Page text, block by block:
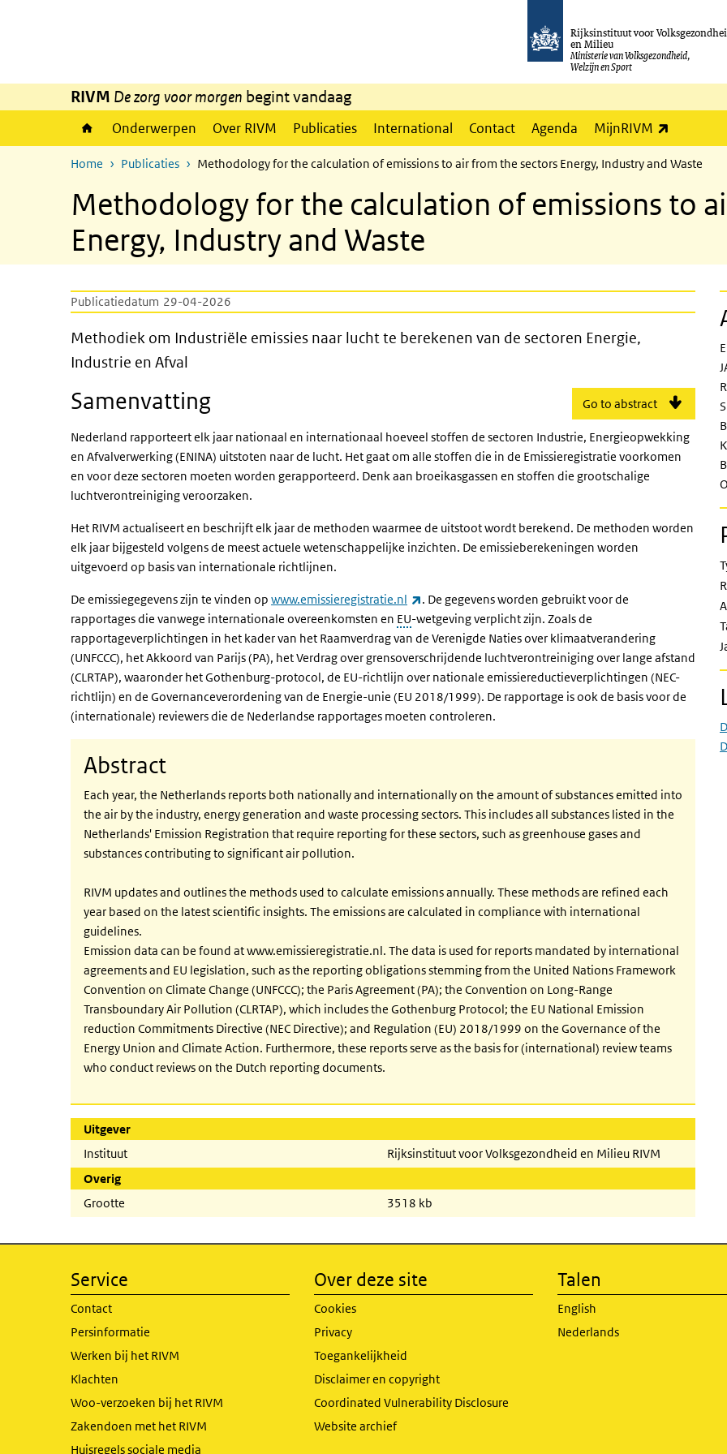
Rijksinstituut voor
en Milieu
Ministerie van Volksgezondheid,
Welzijn en Sport
RIVM De zorg voor morgen begint vandaag
Onderwerpen Over RIVM Publicaties International Contact Agenda MijnRIVM
Home Publicaties Methodology for the calculation of emissions to air from the sectors Energy, Industry and Waste
Methodology for the calculation of emissions to
Energy, Industry and Waste
Publicatiedatum 29-04-2026
Methodiek om Industriële emissies naar lucht te berekenen van
Methodiek om Industriële emissies naar lucht te berekenen van de sectoren Energie,
Industrie en Afval
Go to abstract
Samenvatting
Nederland rapporteert elk jaar nationaal en internationaal hoeveel stoffen de sectoren Industrie, Energieopwekking
en Afvalverwerking (ENINA) uitstoten naar de lucht. Het gaat om alle stoffen die in de Emissieregistratie voorkomen
en voor deze sectoren moeten worden gerapporteerd. Denk aan broeikasgassen en stoffen die grootschalige
luchtverontreiniging veroorzaken.
Het RIVM actualiseert en beschrijft elk jaar de methoden waarmee de uitstoot wordt berekend. De methoden worden
elk jaar bijgesteld volgens de meest actuele wetenschappelijke inzichten. De emissieberekeningen worden
uitgevoerd op basis van internationale richtlijnen.
De emissiegegevens zijn te vinden op www.emissieregistratie.nl (externe link)
. De gegevens worden gebruikt voor de
rapportages die vanwege internationale overeenkomsten en EU-wetgeving verplicht zijn. Zoals de
rapportageverplichtingen in het kader van het Raamverdrag van de Verenigde Naties over klimaatverandering
(UNFCCC), het Akkoord van Parijs (PA), het Verdrag over grensoverschrijdende luchtverontreiniging over lange afstand
(CLRTAP), waaronder het Gothenburg-protocol, de EU-richtlijn over nationale emissiereductieverplichtingen (NEC-
richtlijn) en de Governanceverordening van de Energie-unie (EU 2018/1999). De rapportage is ook de basis voor de
(internationale) reviewers die de Nederlandse rapportages moeten controleren.
Abstract
Each year, the Netherlands reports both nationally and internationally on the amount of substances emitted into
the air by the industry, energy generation and waste processing sectors. This includes all substances listed in the
Netherlands' Emission Registration that require reporting for these sectors, such as greenhouse gases and
substances contributing to significant air pollution.
RIVM updates and outlines the methods used to calculate emissions annually. These methods are refined each
year based on the latest scientific insights. The emissions are calculated in compliance with international
guidelines.
Emission data can be found at www.emissieregistratie.nl. The data is used for reports mandated by international
agreements and EU legislation, such as the reporting obligations stemming from the United Nations Framework
Convention on Climate Change (UNFCCC); the Paris Agreement (PA); the Convention on Long-Range
Transboundary Air Pollution (CLRTAP), which includes the Gothenburg Protocol; the EU National Emission
reduction Commitments Directive (NEC Directive); and Regulation (EU) 2018/1999 on the Governance of the
Energy Union and Climate Action. Furthermore, these reports serve as the basis for (international) review teams
who conduct reviews on the Dutch reporting documents.
Uitgever
Instituut
Rijksinstituut voor Volksgezondheid en Milieu RIVM
Overig
Grootte
3518 kb
Service
Contact
Persinformatie
Werken bij het RIVM
Klachten
Woo-verzoeken bij het RIVM
Zakendoen met het RIVM
Huisregels sociale media
Over deze site
Cookies
Privacy
Toegankelijkheid
Disclaimer en copyright
Coordinated Vulnerability Disclosure
Website archief
Talen
English
Nederlands